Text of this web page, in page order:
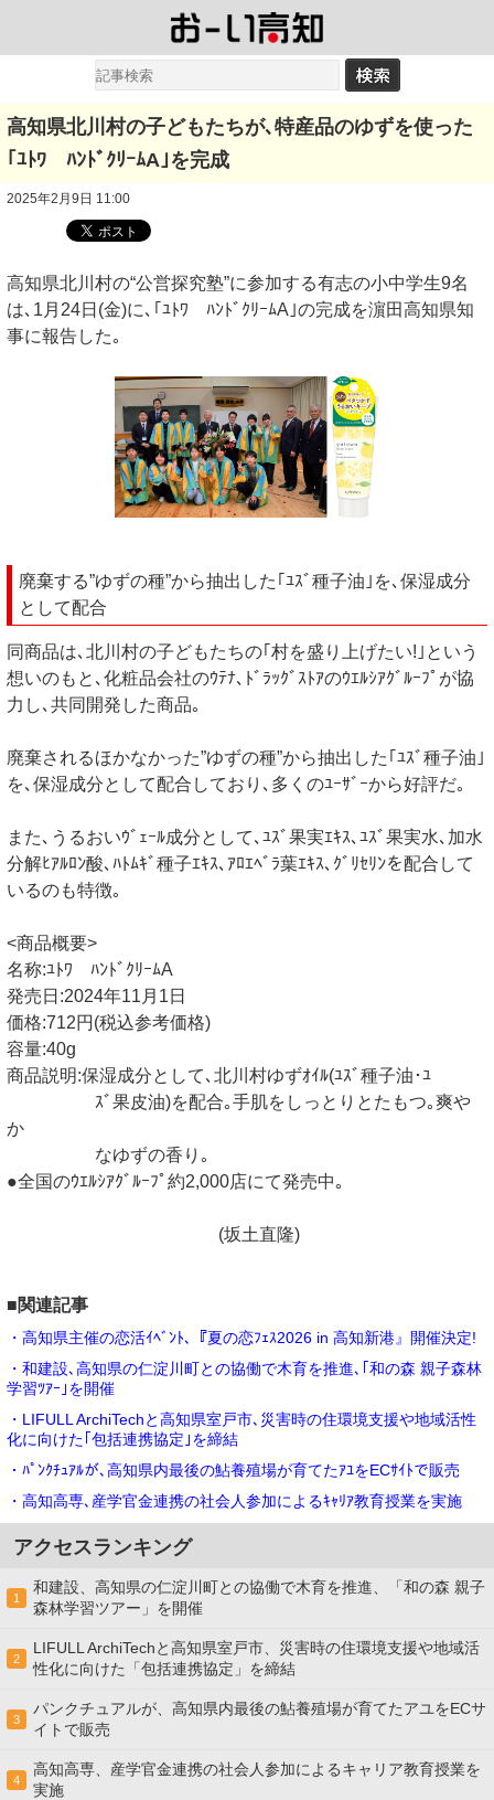
高知県北川村の子どもたちが､特産品のゆずを使った
｢ﾕﾄﾜ ﾊﾝﾄﾞｸﾘｰﾑA｣を完成
2025年2月9日 11:00
高知県北川村の“公営探究塾”に参加する有志の小中学生9名
は､1月24日(金)に､｢ﾕﾄﾜ ﾊﾝﾄﾞｸﾘｰﾑA｣の完成を濵田高知県知
事に報告した｡
廃棄する”ゆずの種”から抽出した｢ﾕｽﾞ種子油｣を､保湿成分
として配合
同商品は､北川村の子どもたちの｢村を盛り上げたい!｣という
想いのもと､化粧品会社のｳﾃﾅ､ﾄﾞﾗｯｸﾞｽﾄｱのｳｴﾙｼｱｸﾞﾙｰﾌﾟが協
力し､共同開発した商品｡
廃棄されるほかなかった”ゆずの種”から抽出した｢ﾕｽﾞ種子油｣
を､保湿成分として配合しており､多くのﾕｰｻﾞｰから好評だ｡
また､うるおいｳﾞｪｰﾙ成分として､ﾕｽﾞ果実ｴｷｽ､ﾕｽﾞ果実水､加水
分解ﾋｱﾙﾛﾝ酸､ﾊﾄﾑｷﾞ種子ｴｷｽ､ｱﾛｴﾍﾞﾗ葉ｴｷｽ､ｸﾞﾘｾﾘﾝを配合して
いるのも特徴｡
<商品概要>
名称:ﾕﾄﾜ ﾊﾝﾄﾞｸﾘｰﾑA
発売日:2024年11月1日
価格:712円(税込参考価格)
容量:40g
商品説明:保湿成分として､北川村ゆずｵｲﾙ(ﾕｽﾞ種子油･ﾕ
ｽﾞ果皮油)を配合｡手肌をしっとりとたもつ｡爽や
か
なゆずの香り｡
●全国のｳｴﾙｼｱｸﾞﾙｰﾌﾟ約2,000店にて発売中｡
(坂土直隆)
■関連記事
・高知県主催の恋活ｲﾍﾞﾝﾄ､『夏の恋ﾌｪｽ2026 in 高知新港』開催決定!
・和建設､高知県の仁淀川町との協働で木育を推進､｢和の森 親子森林
学習ﾂｱｰ｣を開催
・LIFULL ArchiTechと高知県室戸市､災害時の住環境支援や地域活性
化に向けた｢包括連携協定｣を締結
・ﾊﾟﾝｸﾁｭｱﾙが､高知県内最後の鮎養殖場が育てたｱﾕをECｻｲﾄで販売
・高知高専､産学官金連携の社会⼈参加によるｷｬﾘｱ教育授業を実施
アクセスランキング
1
和建設、高知県の仁淀川町との協働で木育を推進、「和の森 親子
森林学習ツアー」を開催
2
LIFULL ArchiTechと高知県室戸市、災害時の住環境支援や地域活
性化に向けた「包括連携協定」を締結
3
パンクチュアルが、高知県内最後の鮎養殖場が育てたアユをECサ
イトで販売
4
高知高専、産学官金連携の社会⼈参加によるキャリア教育授業を
実施